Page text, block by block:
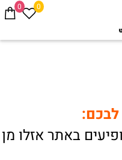
0 0
באתר אזלו מן